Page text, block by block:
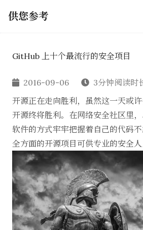
供您参考
GitHub 上十个最流行的安全项目
2016-09-06 3分钟阅读时
开源正在走向胜利，虽然这一天或
开源终将胜利。在网络安全社区里
软件的方式牢牢把握着自己的代码
全方面的开源项目可供专业的安全人